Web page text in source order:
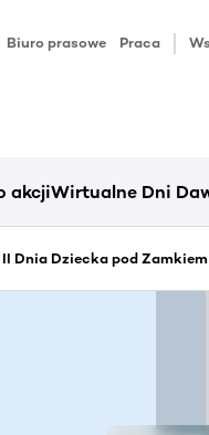
Biuro prasowe Praca
akcjiWirtualne Dni
Dnia Dziecka pod